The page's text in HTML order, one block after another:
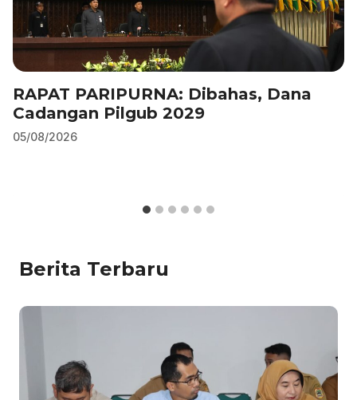
RAPAT PARIPURNA: Dibahas, Dana
Cadangan Pilgub 2029
05/08/2026
Berita Terbaru